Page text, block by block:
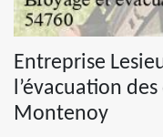
Entreprise
l’évacuation
Montenoy